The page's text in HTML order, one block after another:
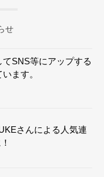
せ
SNS等にアップする
ます。
さんによる人気連